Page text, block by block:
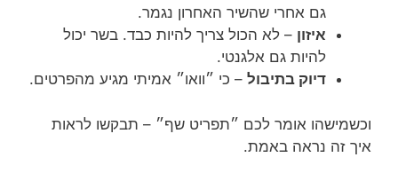
גם אחרי שהשיר האחרון נגמר.
איזון – לא הכול צריך להיות כבד. בשר יכול
להיות גם אלגנטי.
דיוק בתיבול – כי ״וואו״ אמיתי מגיע מהפרטים.
וכשמישהו אומר לכם ״תפריט שף״ – תבקשו לראות
איך זה נראה באמת.